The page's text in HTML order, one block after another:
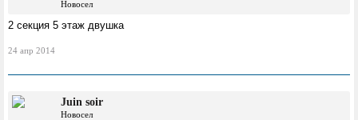
Новосел
2 секция 5 этаж двушка
24 апр 2014
Juin soir
Новосел